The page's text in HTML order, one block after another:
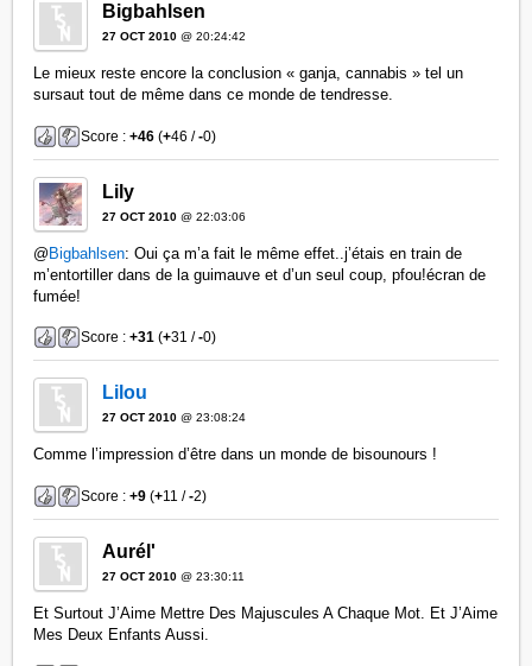
Bigbahlsen
27 OCT 2010 @ 20:24:42
Le mieux reste encore la conclusion « ganja, cannabis » tel un
sursaut tout de même dans ce monde de tendresse.
Score :+46 (+46 /-0)
Lily
27 OCT 2010 @ 22:03:06
@ Bigbahlsen: Oui ça m’a fait le même effet..j’étais en train de
m’entortiller dans de la guimauve et d’un seul coup, pfou!écran de
fumée!
Score :+31 (+31 /-0)
Lilou
27 OCT 2010 @ 23:08:24
Comme l’impression d’être dans un monde de bisounours !
Score :+9 (+11 /-2)
Aurél'
27 OCT 2010 @ 23:30:11
Et Surtout J’Aime Mettre Des Majuscules A Chaque Mot. Et J’Aime
Mes Deux Enfants Aussi.